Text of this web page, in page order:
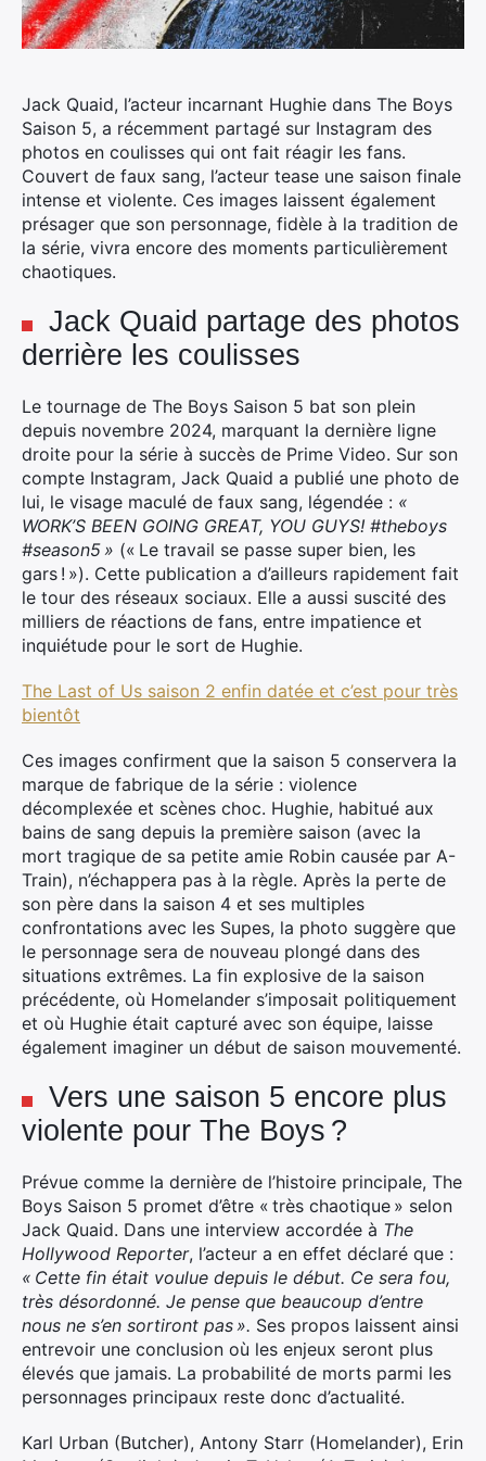
Jack Quaid, l’acteur incarnant Hughie dans The Boys
Saison 5, a récemment partagé sur Instagram des
photos en coulisses qui ont fait réagir les fans.
Couvert de faux sang, l’acteur tease une saison finale
intense et violente. Ces images laissent également
présager que son personnage, fidèle à la tradition de
la série, vivra encore des moments particulièrement
chaotiques.
Jack Quaid partage des photos
derrière les coulisses
Le tournage de The Boys Saison 5 bat son plein
depuis novembre 2024, marquant la dernière ligne
droite pour la série à succès de Prime Video. Sur son
compte Instagram, Jack Quaid a publié une photo de
lui, le visage maculé de faux sang, légendée : «
WORK’S BEEN GOING GREAT, YOU GUYS! #theboys
#season5 » (« Le travail se passe super bien, les
gars ! »). Cette publication a d’ailleurs rapidement fait
le tour des réseaux sociaux. Elle a aussi suscité des
milliers de réactions de fans, entre impatience et
inquiétude pour le sort de Hughie.
The Last of Us saison 2 enfin datée et c’est pour très
bientôt
Ces images confirment que la saison 5 conservera la
marque de fabrique de la série : violence
décomplexée et scènes choc. Hughie, habitué aux
bains de sang depuis la première saison (avec la
mort tragique de sa petite amie Robin causée par A-
Train), n’échappera pas à la règle. Après la perte de
son père dans la saison 4 et ses multiples
confrontations avec les Supes, la photo suggère que
le personnage sera de nouveau plongé dans des
situations extrêmes. La fin explosive de la saison
précédente, où Homelander s’imposait politiquement
et où Hughie était capturé avec son équipe, laisse
également imaginer un début de saison mouvementé.
Vers une saison 5 encore plus
violente pour The Boys ?
Prévue comme la dernière de l’histoire principale, The
Boys Saison 5 promet d’être « très chaotique » selon
Jack Quaid. Dans une interview accordée à The
Hollywood Reporter, l’acteur a en effet déclaré que :
« Cette fin était voulue depuis le début. Ce sera fou,
très désordonné. Je pense que beaucoup d’entre
nous ne s’en sortiront pas ». Ses propos laissent ainsi
entrevoir une conclusion où les enjeux seront plus
élevés que jamais. La probabilité de morts parmi les
personnages principaux reste donc d’actualité.
Karl Urban (Butcher), Antony Starr (Homelander), Erin